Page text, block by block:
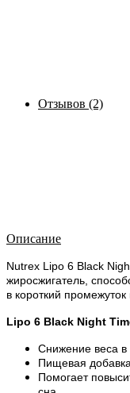
Отзывов (2)
Описание
Nutrex Lipo 6 Black
жиросжигатель,
в короткий промежуток
Lipo 6 Black Night
Снижение веса
Пищевая добавка
Помогает